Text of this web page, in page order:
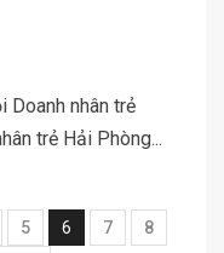
Doanh nhân trẻ
trẻ Hải Phòng...
5 6 7
8